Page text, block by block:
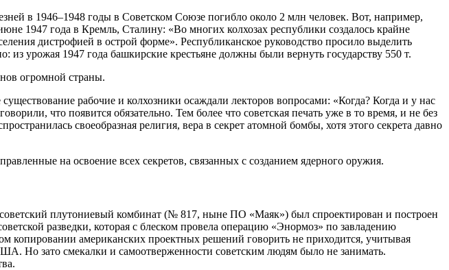
в 1946–1948 годы в Советском Союзе погибло около 2 млн человек. Вот, например,
1947 года в Кремль, Сталину: «Во многих колхозах республики создалось крайне
дистрофией в острой форме». Республиканское руководство просило выделить
урожая 1947 года башкирские крестьяне должны были вернуть государству 550 т.
огромной страны.
рабочие и колхозники осаждали лекторов вопросами: «Когда? Когда и у нас
что появится обязательно. Тем более что советская печать уже в то время, и не без
своеобразная религия, вера в секрет атомной бомбы, хотя этого секрета давно
на освоение всех секретов, связанных с созданием ядерного оружия.
плутониевый комбинат (№ 817, ныне ПО «Маяк») был спроектирован и построен
разведки, которая с блеском провела операцию «Энормоз» по завладению
американских проектных решений говорить не приходится, учитывая
Но зато смекалки и самоотверженности советским людям было не занимать.